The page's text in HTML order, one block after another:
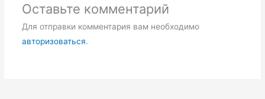
Оставьте комментарий
Для отправки комментария вам необходимо
авторизоваться.